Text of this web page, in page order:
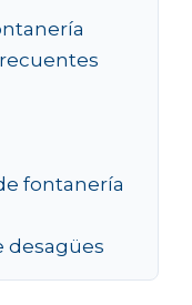
fontanería
desagües